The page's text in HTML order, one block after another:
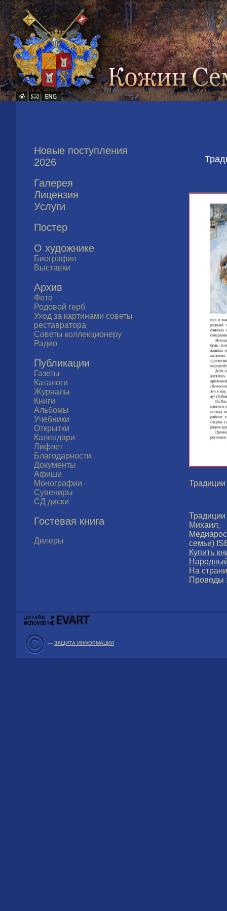
Новые поступления
2026
Галерея
Лицензия
Услуги
Постер
О художнике
Биография
Выставки
Архив
Фото
Родовой герб
Уход за картинами советы
реставратора
Советы коллекционеру
Радио
Публикации
Газеты
Каталоги
Журналы
Книги
Альбомы
Учебники
Открытки
Календари
Лифлет
Благодарности
Документы
Афиши
Монографии
Сувениры
СД диски
Гостевая книга
Дилеры
Традиции
Михаил,
семьи)
Купить
На
Проводы
— ЗАЩИТА ИНФОРМАЦИИ